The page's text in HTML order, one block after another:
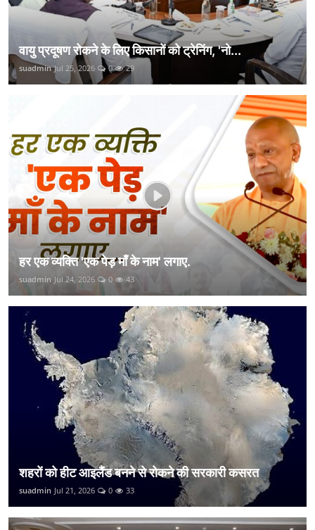
वायु प्रदूषण रोकने के लिए किसानों को ट्रेनिंग, 'नो...
suadmin Jul 25, 2026 0 29
हर एक व्यक्ति 'एक पेड़ माँ के नाम' लगाए.
suadmin Jul 24, 2026 0 43
शहरों को हीट आइलैंड बनने से रोकने की सरकारी कसरत
suadmin Jul 21, 2026 0 33